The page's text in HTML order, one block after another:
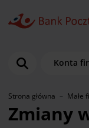
Konta
Strona główna Małe
Zmiany